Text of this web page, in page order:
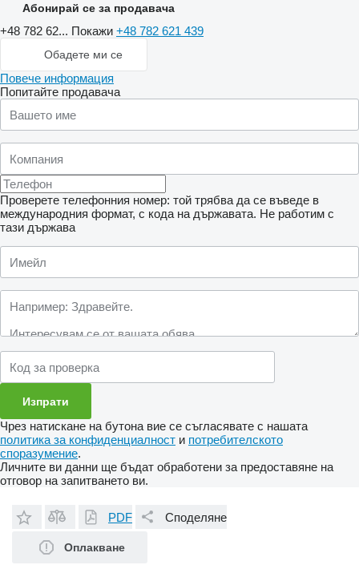
Абонирай се за продавача
+48 782 62... Покажи +48 782 621 439
Обадете ми се
Повече информация
Попитайте продавача
Проверете телефонния номер: той трябва да се въведе в
международния формат, с кода на държавата. Не работим с
тази държава
Чрез натискане на бутона вие се съгласявате с нашата
политика за конфиденциалност и потребителското
споразумение.
Личните ви данни ще бъдат обработени за предоставяне на
отговор на запитването ви.
PDF Споделяне
Оплакване